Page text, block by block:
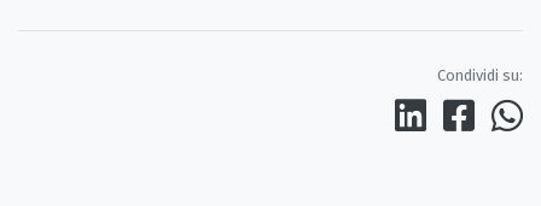
Condividi su: